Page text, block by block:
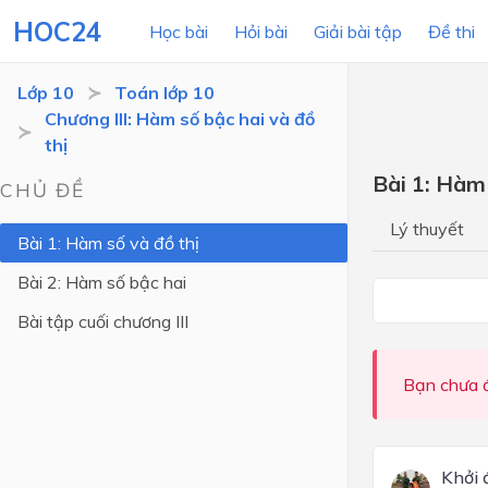
HOC24 Học bài Hỏi bài Giải bài tập Đề thi
Lớp 11
Lớp 10
Lớp 9
Lớp 10
Toán lớp 10
Chương III: Hàm số bậc hai và đồ
thị
CHỦ ĐỀ
Bài 1: Hàm số và đồ thị
Bài 2: Hàm số bậc hai
Bài tập cuối chương III
Bài 1:
Lý thuyết
Bạn chưa
Khởi